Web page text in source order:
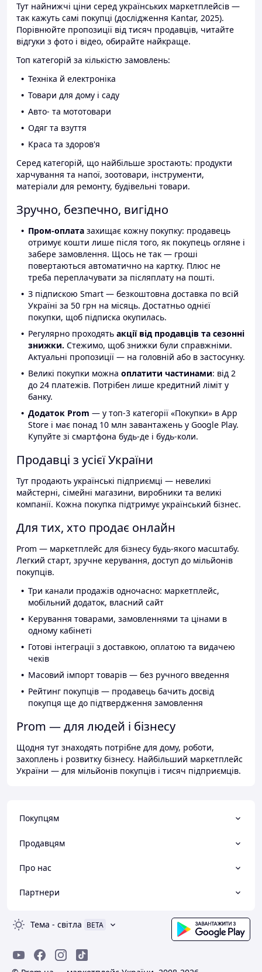
Тут найнижчі ціни серед українських маркетплейсів —
так кажуть самі покупці (дослідження Kantar, 2025).
Порівнюйте пропозиції від тисяч продавців, читайте
відгуки з фото і відео, обирайте найкраще.
Топ категорій за кількістю замовлень:
Техніка й електроніка
Товари для дому і саду
Авто- та мототовари
Одяг та взуття
Краса та здоров'я
Серед категорій, що найбільше зростають: продукти
харчування та напої, зоотовари, інструменти,
матеріали для ремонту, будівельні товари.
Зручно, безпечно, вигідно
Пром-оплата захищає кожну покупку: продавець
отримує кошти лише після того, як покупець огляне і
забере замовлення. Щось не так — гроші
повертаються автоматично на картку. Плюс не
треба переплачувати за післяплату на пошті.
З підпискою Smart — безкоштовна доставка по всій
Україні за 50 грн на місяць. Достатньо однієї
покупки, щоб підписка окупилась.
Регулярно проходять акції від продавців та сезонні
знижки. Стежимо, щоб знижки були справжніми.
Актуальні пропозиції — на головній або в застосунку.
Великі покупки можна оплатити частинами: від 2
до 24 платежів. Потрібен лише кредитний ліміт у
банку.
Додаток Prom — у топ-3 категорії «Покупки» в App
Store і має понад 10 млн завантажень у Google Play.
Купуйте зі смартфона будь-де і будь-коли.
Продавці з усієї України
Тут продають українські підприємці — невеликі
майстерні, сімейні магазини, виробники та великі
компанії. Кожна покупка підтримує український бізнес.
Для тих, хто продає онлайн
Prom — маркетплейс для бізнесу будь-якого масштабу.
Легкий старт, зручне керування, доступ до мільйонів
покупців.
Три канали продажів одночасно: маркетплейс,
мобільний додаток, власний сайт
Керування товарами, замовленнями та цінами в
одному кабінеті
Готові інтеграції з доставкою, оплатою та видачею
чеків
Масовий імпорт товарів — без ручного введення
Рейтинг покупців — продавець бачить досвід
покупця ще до підтвердження замовлення
Prom — для людей і бізнесу
Щодня тут знаходять потрібне для дому, роботи,
захоплень і розвитку бізнесу. Найбільший маркетплейс
України — для мільйонів покупців і тисяч підприємців.
Покупцям
Продавцям
Про нас
Партнери
Тема - світла BETA